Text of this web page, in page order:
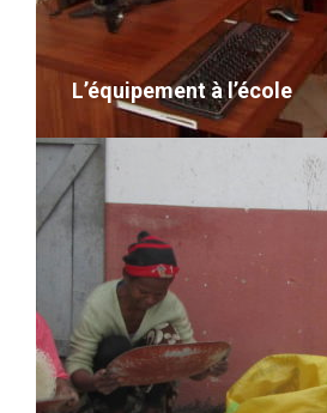
VOIR LE DÉTAIL
L’équipement à l’école